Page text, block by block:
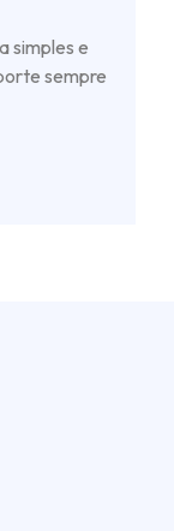
simples e
sempre